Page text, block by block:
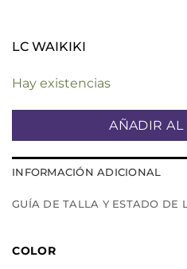
LC WAIKIKI
Hay existencias
AÑADIR AL
INFORMACIÓN ADICIONAL
GUÍA DE TALLA Y ESTADO DE
COLOR